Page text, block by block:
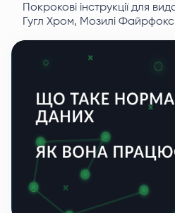
Покрокові інструкції для
Гугл Хром, Мозилі